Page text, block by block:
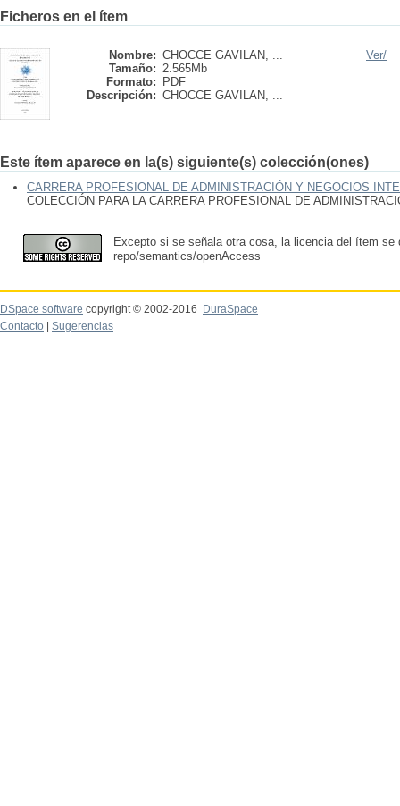
Ficheros en el ítem
Nombre: CHOCCE GAVILAN, ...
Tamaño: 2.565Mb
Formato:
PDF
Descripción: CHOCCE GAVILAN, ...
Ver/
Este ítem aparece en la(s) siguiente(s) colección(ones)
CARRERA PROFESIONAL DE ADMINISTRACIÓN Y NEGOCIOS
COLECCIÓN PARA LA CARRERA PROFESIONAL DE
Excepto si se señala otra cosa, la licencia del ítem se
repo/semantics/openAccess
DSpace software copyright © 2002-2016
DuraSpace
Contacto
Sugerencias